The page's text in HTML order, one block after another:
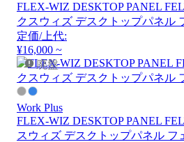
FLEX-WIZ DESKTOP PANEL
クスウィズ デスクトップパネル
定価/上代:
¥16,000 ~
廃盤
Work Plus
FLEX-WIZ DESKTOP PANEL
スウィズ デスクトップパネル フ